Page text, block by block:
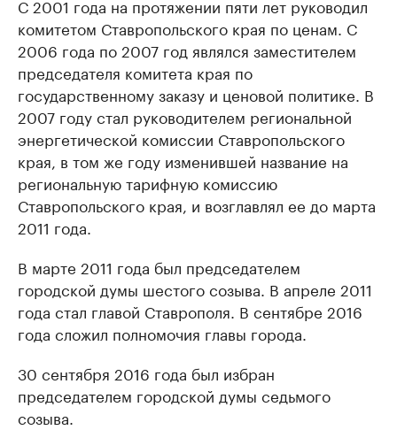
С 2001 года на протяжении пяти лет руководил
комитетом Ставропольского края по ценам. С
2006 года по 2007 год являлся заместителем
председателя комитета края по
государственному заказу и ценовой политике. В
2007 году стал руководителем региональной
энергетической комиссии Ставропольского
края, в том же году изменившей название на
региональную тарифную комиссию
Ставропольского края, и возглавлял ее до марта
2011 года.
В марте 2011 года был председателем
городской думы шестого созыва. В апреле 2011
года стал главой Ставрополя. В сентябре 2016
года сложил полномочия главы города.
30 сентября 2016 года был избран
председателем городской думы седьмого
созыва.